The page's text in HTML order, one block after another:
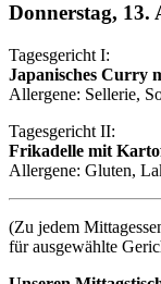
Donnerstag, 13.
Tagesgericht I:
Japanisches Curry
Allergene: Sellerie,
Tagesgericht II:
Frikadelle mit
Allergene: Gluten,
(Zu jedem
für ausgewählte